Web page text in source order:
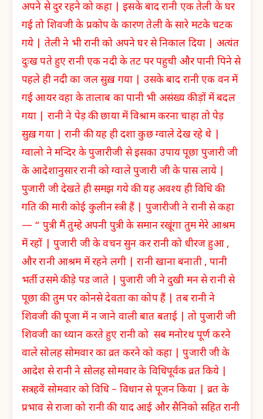
अपने से दुर रहने को कहा | इसके बाद रानी एक तेली के घर
गई तो शिवजी के प्रकोप के कारण तेली के सारे मटके चटक
गये | तेली ने भी रानी को अपने घर से निकाल दिया | अत्यंत
दुःख पते हुए रानी एक नदी के तट पर पहुची और पानी पिने से
पहले ही नदी का जल सुख़ गया | उसके बाद रानी एक वन में
गई आयर वहा के तालाब का पानी भी असंख्य कीड़ों में बदल
गया | रानी ने पेड़ की छाया में विश्राम करना चाहा तो पेड़
सुख़ गया | रानी की यह ही दशा कुछ ग्वाले देख रहे थे |
ग्वालो ने मन्दिर के पुजारीजी से इसका उपाय पूछा पुजारी जी
के आदेशानुसार रानी को ग्वाले पुजारी जी के पास लाये |
पुजारी जी देखते ही समझ गये की यह अवश्य ही विधि की
गति की मारी कोई कुलीन स्त्री हैं | पुजारीजी ने रानी से कहा
— “ पुत्री मैं तुम्हे अपनी पुत्री के समान रखूंगा तुम मेरे आश्रम
में रहों | पुजारी जी के वचन सुन कर रानी को धीरज हुआ ,
और रानी आश्रम में रहने लगी | रानी खाना बनाती , पानी
भर्ती उसमे कीड़े पड जाते | पुजारी जी ने दुखी मन से रानी से
पूछा की तुम पर कोनसे देवता का कोप हैं | तब रानी ने
शिवजी की पूजा में न जाने वाली बात बताई | तो पुजारी जी
शिवजी का ध्यान करते हुए रानी को सब मनोरथ पूर्ण करने
वाले सोलह सोमवार का व्रत करने को कहा | पुजारी जी के
आदेश से रानी ने सोलह सोमवार के विधिपूर्वक व्रत किये |
सत्रहवें सोमवार को विधि – विधान से पूजन किया | व्रत के
प्रभाव से राजा को रानी की याद आई और सैनिको सहित रानी